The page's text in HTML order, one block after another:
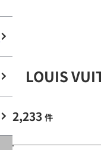
LOUIS
2,233 件